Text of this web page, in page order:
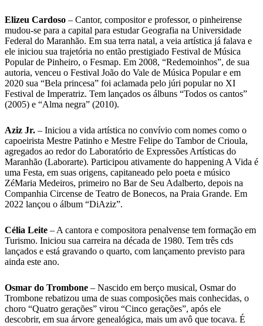
Elizeu Cardoso – Cantor, compositor e professor, o pinheirense
mudou-se para a capital para estudar Geografia na Universidade
Federal do Maranhão. Em sua terra natal, a veia artística já falava e
ele iniciou sua trajetória no então prestigiado Festival de Música
Popular de Pinheiro, o Fesmap. Em 2008, “Redemoinhos”, de sua
autoria, venceu o Festival João do Vale de Música Popular e em
2020 sua “Bela princesa” foi aclamada pelo júri popular no XI
Festival de Imperatriz. Tem lançados os álbuns “Todos os cantos”
(2005) e “Alma negra” (2010).
Aziz Jr. – Iniciou a vida artística no convívio com nomes como o
capoeirista Mestre Patinho e Mestre Felipe do Tambor de Crioula,
agregados ao redor do Laboratório de Expressões Artísticas do
Maranhão (Laborarte). Participou ativamente do happening A Vida é
uma Festa, em suas origens, capitaneado pelo poeta e músico
ZéMaria Medeiros, primeiro no Bar de Seu Adalberto, depois na
Companhia Circense de Teatro de Bonecos, na Praia Grande. Em
2022 lançou o álbum “DiAziz”.
Célia Leite – A cantora e compositora penalvense tem formação em
Turismo. Iniciou sua carreira na década de 1980. Tem três cds
lançados e está gravando o quarto, com lançamento previsto para
ainda este ano.
Osmar do Trombone – Nascido em berço musical, Osmar do
Trombone rebatizou uma de suas composições mais conhecidas, o
choro “Quatro gerações” virou “Cinco gerações”, após ele
descobrir, em sua árvore genealógica, mais um avô que tocava. É